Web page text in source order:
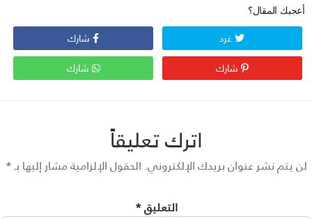
المقال؟
غرد
شارك
شارك
شارك
اترك تعليقاً
يتم نشر عنوان بريدك الإلكتروني. الحقول الإلزامية مشار إليها بـ*
التعليق*